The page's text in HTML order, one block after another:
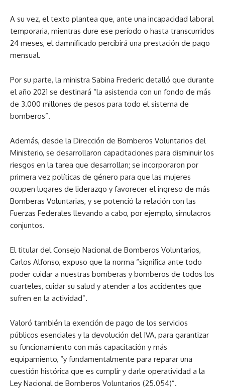
A su vez, el texto plantea que, ante una incapacidad laboral
temporaria, mientras dure ese período o hasta transcurridos
24 meses, el damnificado percibirá una prestación de pago
mensual.
Por su parte, la ministra Sabina Frederic detalló que durante
el año 2021 se destinará “la asistencia con un fondo de más
de 3.000 millones de pesos para todo el sistema de
bomberos”.
Además, desde la Dirección de Bomberos Voluntarios del
Ministerio, se desarrollaron capacitaciones para disminuir los
riesgos en la tarea que desarrollan; se incorporaron por
primera vez políticas de género para que las mujeres
ocupen lugares de liderazgo y favorecer el ingreso de más
Bomberas Voluntarias, y se potenció la relación con las
Fuerzas Federales llevando a cabo, por ejemplo, simulacros
conjuntos.
El titular del Consejo Nacional de Bomberos Voluntarios,
Carlos Alfonso, expuso que la norma “significa ante todo
poder cuidar a nuestras bomberas y bomberos de todos los
cuarteles, cuidar su salud y atender a los accidentes que
sufren en la actividad”.
Valoró también la exención de pago de los servicios
públicos esenciales y la devolución del IVA, para garantizar
su funcionamiento con más capacitación y más
equipamiento, “y fundamentalmente para reparar una
cuestión histórica que es cumplir y darle operatividad a la
Ley Nacional de Bomberos Voluntarios (25.054)”.